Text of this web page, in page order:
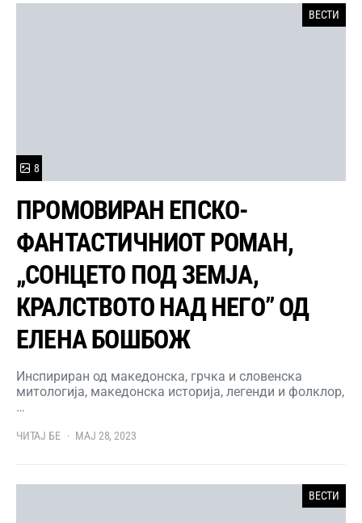
ВЕСТИ
8
ПРОМОВИРАН ЕПСКО-
ФАНТАСТИЧНИОТ РОМАН,
„СОНЦЕТО ПОД ЗЕМЈА,
КРАЛСТВОТО НАД НЕГО” ОД
ЕЛЕНА БОШБОЖ
Инспириран од македонска, грчка и словенска
митологија, македонска историја, легенди и фолклор,
…
ЧИТАЈ БЕ МАЈ 28, 2023
ВЕСТИ